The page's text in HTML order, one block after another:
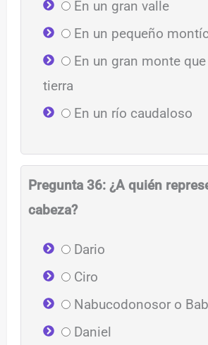
En un gran valle
En un pequeño
En un gran monte
tierra
En un río caudaloso
Pregunta 36: ¿A quién
cabeza?
Dario
Ciro
Nabucodonosor o
Daniel